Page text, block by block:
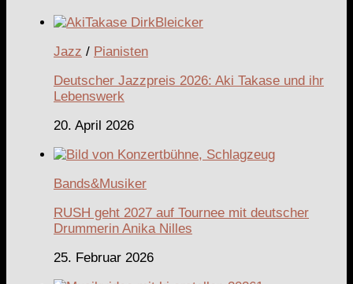
Jazz / Pianisten
Deutscher Jazzpreis 2026: Aki Takase und ihr
Lebenswerk
20. April 2026
Bands&Musiker
RUSH geht 2027 auf Tournee mit deutscher
Drummerin Anika Nilles
25. Februar 2026